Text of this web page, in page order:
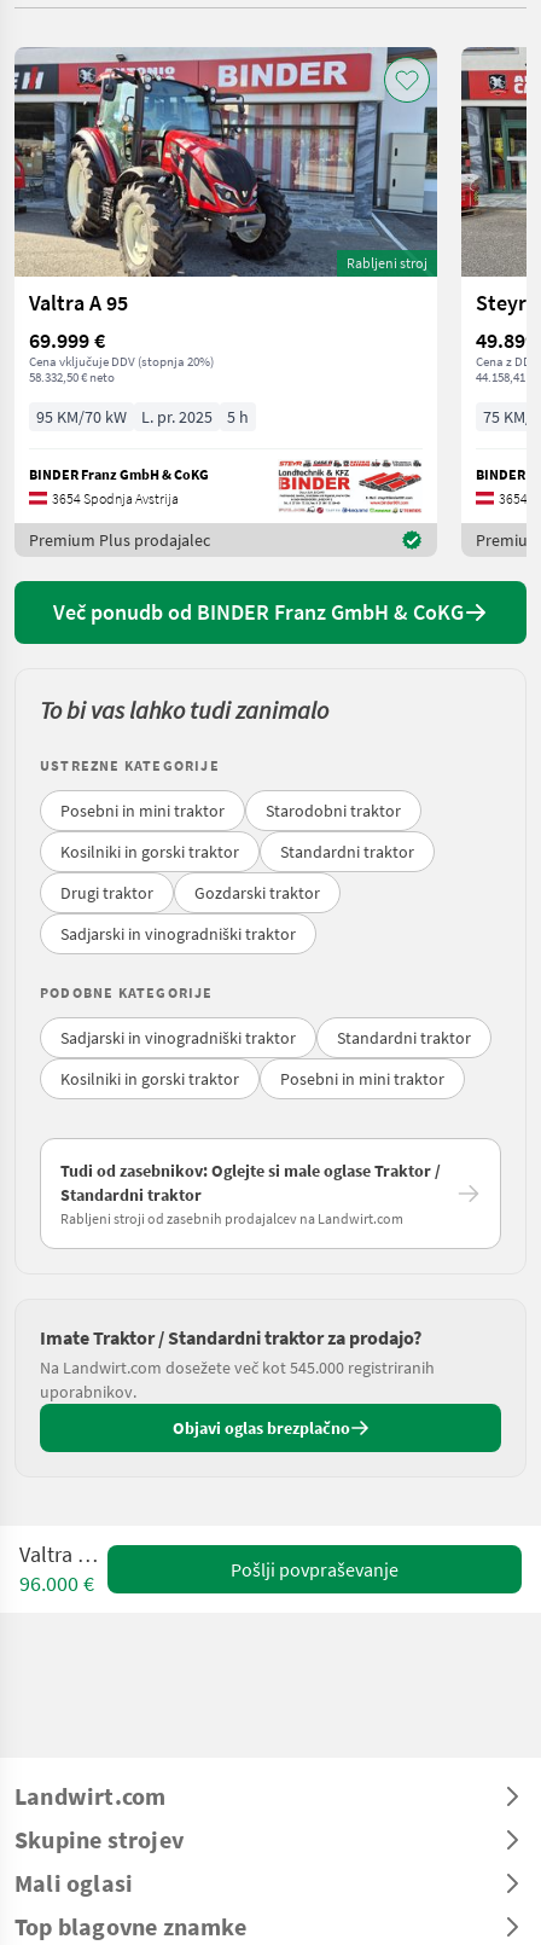
Rabljeni stroj
Valtra A 95
69.999 €
Cena vključuje DDV (stopnja 20%)
58.332,50 € neto
95 KM/70 kW L. pr. 2025 5 h
BINDER Franz GmbH & CoKG
3654 Spodnja Avstrija
Premium Plus prodajalec
Steyr
49.899
Cena z
44.158,41 €
75 KM/
BINDER
3654
Več ponudb od BINDER Franz GmbH & CoKG
To bi vas lahko tudi zanimalo
USTREZNE KATEGORIJE
Posebni in mini traktor
Starodobni traktor
Kosilniki in gorski traktor
Standardni traktor
Drugi traktor
Gozdarski traktor
Sadjarski in vinogradniški traktor
PODOBNE KATEGORIJE
Sadjarski in vinogradniški traktor
Standardni traktor
Kosilniki in gorski traktor
Posebni in mini traktor
Tudi od zasebnikov: Oglejte si male oglase Traktor /
Standardni traktor
Rabljeni stroji od zasebnih prodajalcev na Landwirt.com
Imate Traktor / Standardni traktor za prodajo?
Na Landwirt.com dosežete več kot 545.000 registriranih
uporabnikov.
Objavi oglas brezplačno
Valtra A 115
96.000 €
Pošlji povpraševanje
Landwirt.com
Skupine strojev
Mali oglasi
Top blagovne znamke